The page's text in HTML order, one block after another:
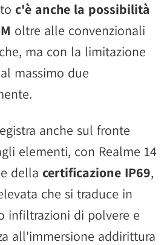
c'è anche la possibilità
oltre alle convenzionali
ma con la limitazione
massimo due
anche sul fronte
elementi, con Realme 14
della certificazione IP69,
che si traduce in
infiltrazioni di polvere e
all'immersione addirittura